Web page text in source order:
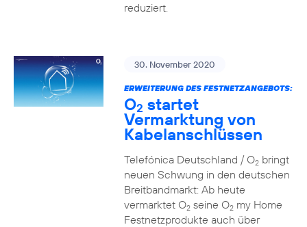
reduziert.
30. November 2020
ERWEITERUNG DES FESTNETZANGEBOTS:
O2 startet
Vermarktung von
Kabelanschlüssen
Telefónica Deutschland / O2bringt
neuen Schwung in den deutschen
Breitbandmarkt: Ab heute
vermarktet O2seine O2my Home
Festnetzprodukte auch über